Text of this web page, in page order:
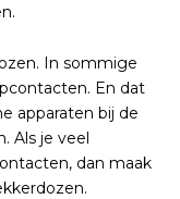
In sommige
En dat
apparaten bij de
Als je veel
dan maak